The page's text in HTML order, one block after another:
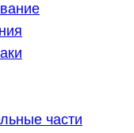
части